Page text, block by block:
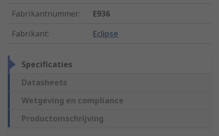
Fabrikantnummer:
E936
Fabrikant: Eclipse
Specificaties
Datasheets
Wetgeving en compliance
Productomschrijving